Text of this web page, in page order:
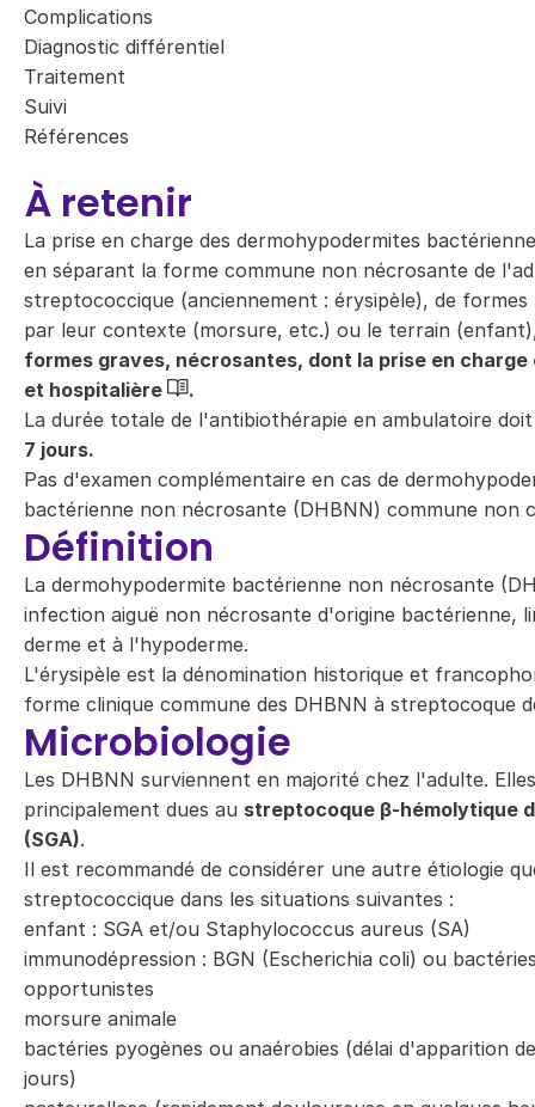
Complications
Diagnostic différentiel
Traitement
Suivi
Références
À retenir
La prise en charge des dermohypodermites
en séparant la forme commune non nécrosante de
streptococcique (anciennement : érysipèle), de formes
par leur contexte (morsure, etc.) ou le terrain
formes graves, nécrosantes, dont la prise en
et hospitalière
.
La durée totale de l'antibiothérapie en ambulatoire
7 jours.
Pas d'examen complémentaire en cas de
bactérienne non nécrosante (DHBNN) commune non
Définition
La dermohypodermite bactérienne non nécrosante
infection aiguë non nécrosante d'origine bactérienne,
derme et à l'hypoderme.
L'érysipèle est la dénomination historique et
forme clinique commune des DHBNN à streptocoque
Microbiologie
Les DHBNN surviennent en majorité chez l'adulte.
principalement dues au streptocoque β-hémolytique
(SGA).
Il est recommandé de considérer une autre étiologie
streptococcique dans les situations suivantes :
enfant : SGA et/ou Staphylococcus aureus (SA)
immunodépression : BGN (Escherichia coli) ou
opportunistes
morsure animale
bactéries pyogènes ou anaérobies (délai d'apparition
jours)